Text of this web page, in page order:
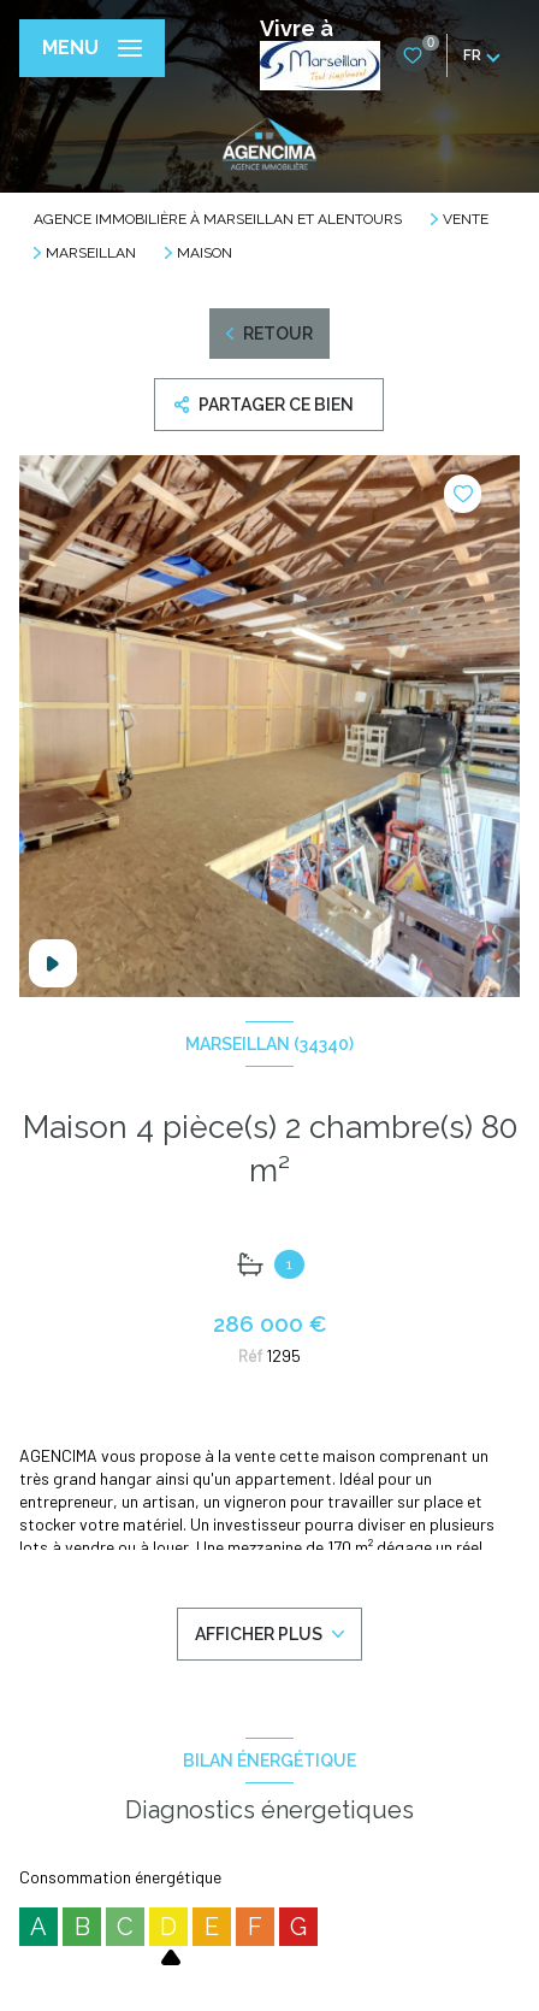
Vivre à
0
FR
MENU
AGENCE IMMOBILIÈRE À MARSEILLAN ET ALENTOURS
VENTE
MARSEILLAN
MAISON
RETOUR
PARTAGER CE BIEN
MARSEILLAN (34340)
Maison 4 pièce(s) 2 chambre(s) 80
m²
1
286 000 €
Réf 1295
AGENCIMA vous propose à la vente cette maison comprenant un
très grand hangar ainsi qu'un appartement. Idéal pour un
entrepreneur, un artisan, un vigneron pour travailler sur place et
stocker votre matériel. Un investisseur pourra diviser en plusieurs
lots à vendre ou à louer. Une mezzanine de 170 m² dégage un réel
ainsi que deux belles chambres est un véritable atout pour ce bien
rare à Marseillan. Ce logement peut être loué séparément ou loger
confortablement le propriétaire. Pour tout renseignement
* Honoraires à la charge du vendeur.
AFFICHER PLUS
BILAN ÉNERGÉTIQUE
Diagnostics énergetiques
Consommation énergétique
A B C D E F G